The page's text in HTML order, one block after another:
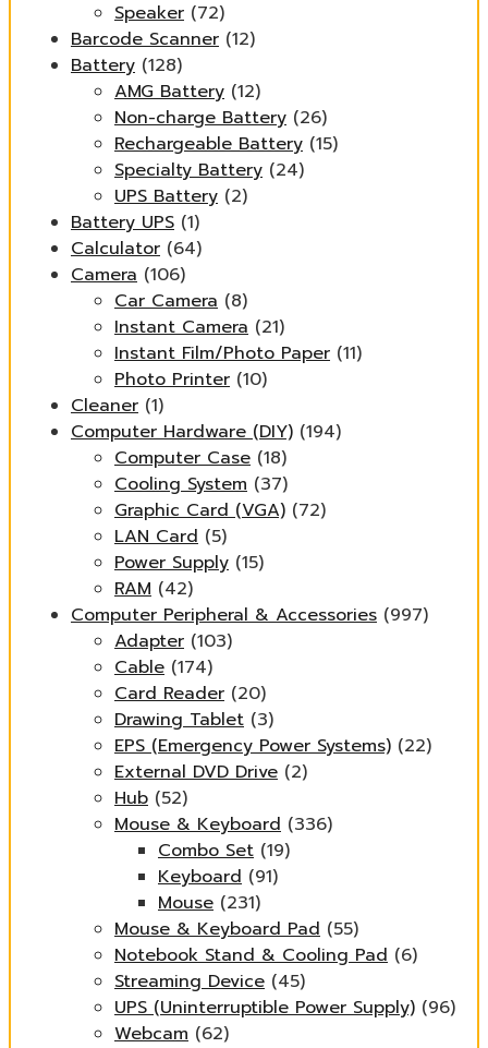
Speaker (72)
Barcode Scanner (12)
Battery (128)
AMG Battery (12)
Non-charge Battery (26)
Rechargeable Battery (15)
Specialty Battery (24)
UPS Battery (2)
Battery UPS (1)
Calculator (64)
Camera (106)
Car Camera (8)
Instant Camera (21)
Instant Film/Photo Paper (11)
Photo Printer (10)
Cleaner (1)
Computer Hardware (DIY) (194)
Computer Case (18)
Cooling System (37)
Graphic Card (VGA) (72)
LAN Card (5)
Power Supply (15)
RAM (42)
Computer Peripheral & Accessories (997)
Adapter (103)
Cable (174)
Card Reader (20)
Drawing Tablet (3)
EPS (Emergency Power Systems) (22)
External DVD Drive (2)
Hub (52)
Mouse & Keyboard (336)
Combo Set (19)
Keyboard (91)
Mouse (231)
Mouse & Keyboard Pad (55)
Notebook Stand & Cooling Pad (6)
Streaming Device (45)
UPS (Uninterruptible Power Supply) (96)
Webcam (62)